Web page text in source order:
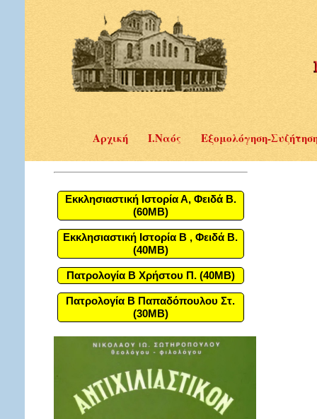
Αρχική Ι.Ναός Εξομολόγηση-
Εκκλησιαστική Ιστορία Α, Φειδά Β.
(60MB)
Εκκλησιαστική Ιστορία Β , Φειδά Β.
(40MB)
Πατρολογία Β Χρήστου Π. (40MB)
Πατρολογία Β Παπαδόπουλου Στ.
(30MB)